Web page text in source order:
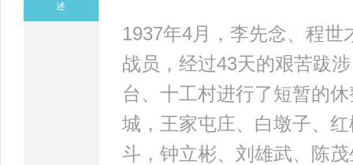
述
1937年4月，李先念、程
战员，经过43天的艰苦跋
台、十工村进行了短暂的
城，王家屯庄、白墩子、
斗，钟立彬、刘雄武、陈